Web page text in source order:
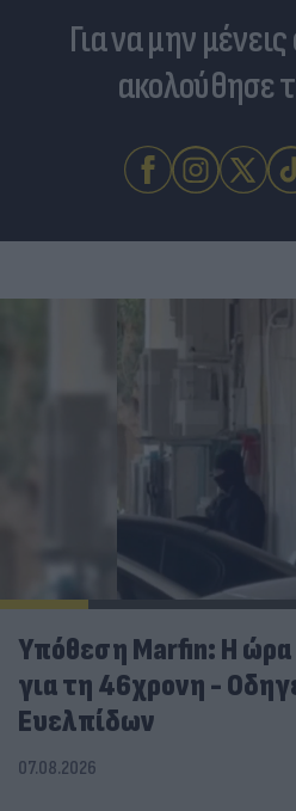
Για να μην
ακολούθησε
Υπόθεση Marfin: Η ώρα
για τη 46χρονη -
Ευελπίδων
07.08.2026